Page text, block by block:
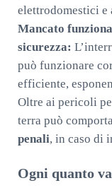
elettrodomestici
Mancato
sicurezza:
può funzionare
efficiente,
Oltre ai pericoli
terra può
penali, in caso di
Ogni quanto